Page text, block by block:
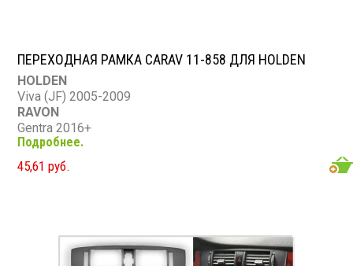
ПЕРЕХОДНАЯ РАМКА CARAV 11-858 ДЛЯ HOLDEN
HOLDEN
Viva (JF) 2005-2009
RAVON
Gentra 2016+
DAEWOO
Gentra 2013-2015
BUICK
SUZUKI
Forenza, Verona 2004-2008
Подробнее.
45,61 руб.